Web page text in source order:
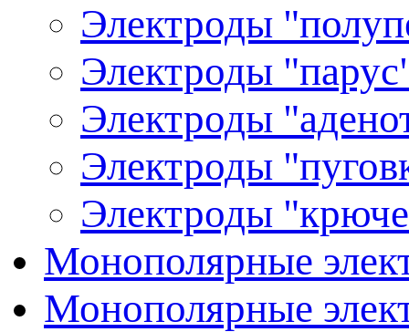
Электроды
Электроды
Электроды
Электроды
Электроды
Монополярные
Монополярные